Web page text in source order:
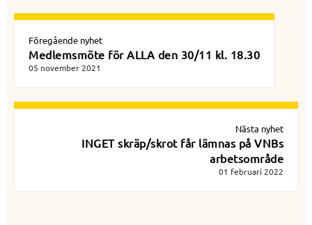
Föregående nyhet
Medlemsmöte för ALLA den 30/11 kl. 18.30
05 november 2021
Nästa nyhet
INGET skräp/skrot får lämnas på VNBs
arbetsområde
01 februari 2022